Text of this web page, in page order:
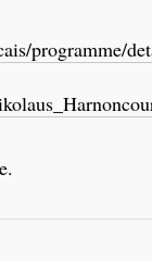
programme/